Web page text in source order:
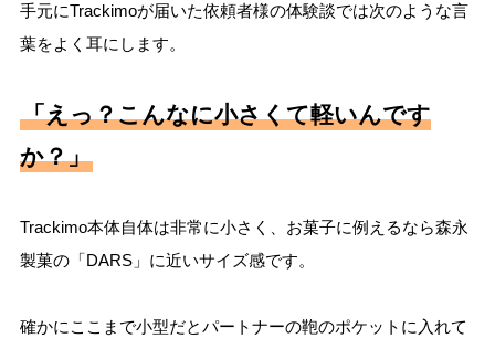
手元にTrackimoが届いた依頼者様の体験談では次のような言
葉をよく耳にします。
「えっ？こんなに小さくて軽いんです
か？」
Trackimo本体自体は非常に小さく、お菓子に例えるなら森永
製菓の「DARS」に近いサイズ感です。
確かにここまで小型だとパートナーの鞄のポケットに入れて